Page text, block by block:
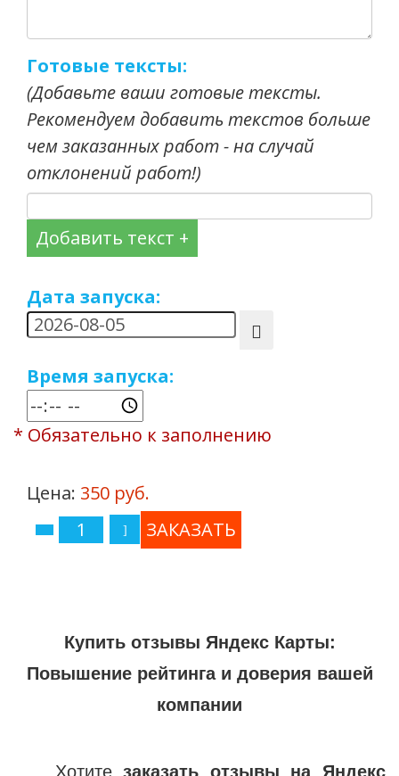
Готовые тексты:
(Добавьте ваши готовые тексты.
Рекомендуем добавить текстов больше
чем заказанных работ - на случай
отклонений работ!)
Добавить текст +
Дата запуска:
Время запуска:
* Обязательно к заполнению
Цена: 350 руб.
Купить отзывы Яндекс Карты:
Повышение рейтинга и доверия вашей
компании
Хотитезаказать отзывы на Яндекс